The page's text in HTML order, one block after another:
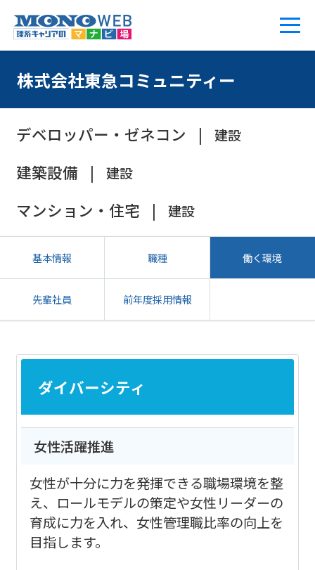
株式会社東急コミュニティー
デベロッパー・ゼネコン 建設
建築設備 建設
マンション・住宅 建設
基本情報 職種 働く環境
先輩社員 前年度採用情報
ダイバーシティ
女性活躍推進
女性が十分に力を発揮できる職場環境を整
え、ロールモデルの策定や女性リーダーの
育成に力を入れ、女性管理職比率の向上を
目指します。